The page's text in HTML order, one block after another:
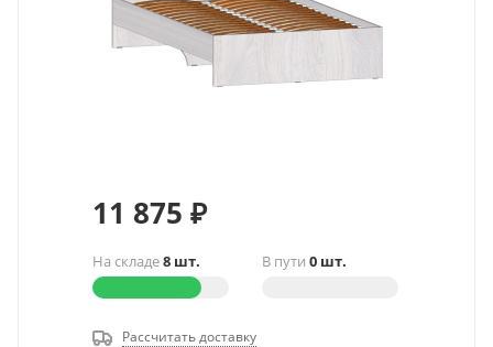
11 875 ₽
На складе8 шт. В пути 0 шт.
Рассчитать доставку